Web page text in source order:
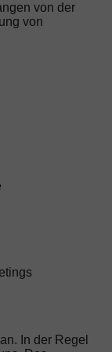
von der
von
In der Regel